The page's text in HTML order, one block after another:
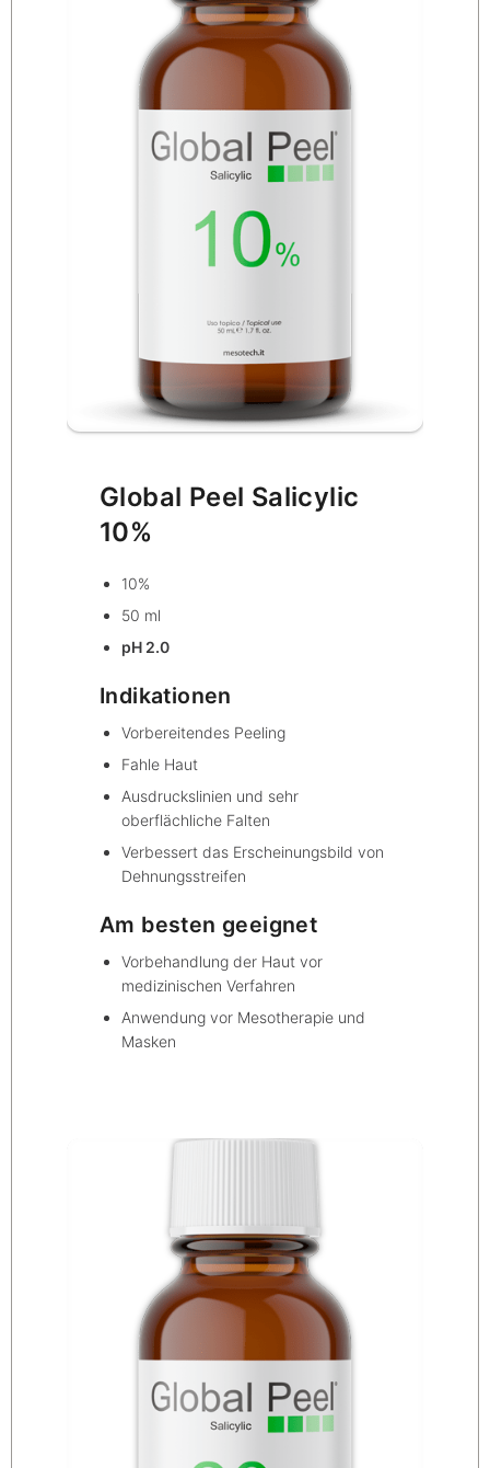
Global Peel Salicylic
10%
10%
50 ml
pH 2.0
Indikationen
Vorbereitendes Peeling
Fahle Haut
Ausdruckslinien und sehr
oberflächliche Falten
Verbessert das Erscheinungsbild von
Dehnungsstreifen
Am besten geeignet
Vorbehandlung der Haut vor
medizinischen Verfahren
Anwendung vor Mesotherapie und
Masken